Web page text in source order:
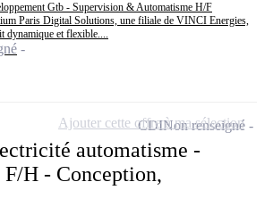
Gtb - Supervision & Automatisme H/F
Paris Digital Solutions, une filiale de VINCI Energies,
dynamique et flexible....
automatisme -
H - Conception,
CDINon renseigné
Ajouter cette offre à ma sélection